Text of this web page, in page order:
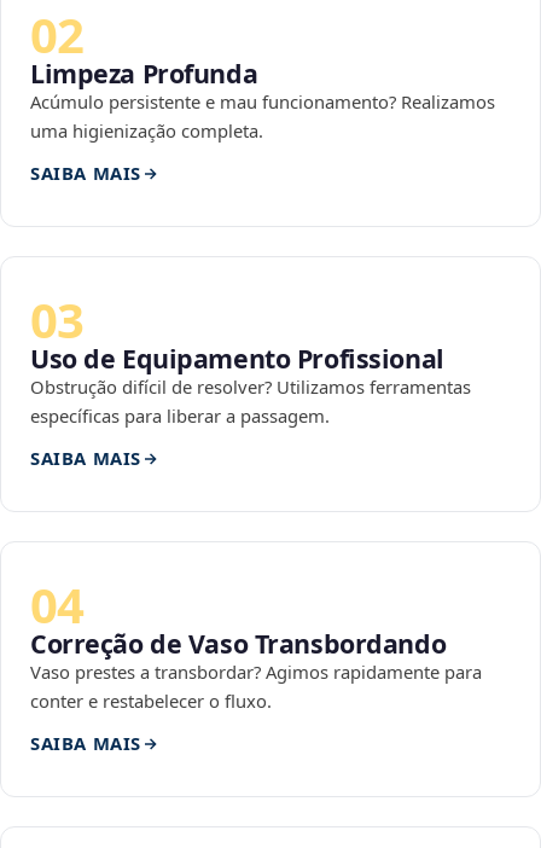
02
Limpeza Profunda
Acúmulo persistente e mau funcionamento? Realizamos
uma higienização completa.
SAIBA MAIS
03
Uso de Equipamento Profissional
Obstrução difícil de resolver? Utilizamos ferramentas
específicas para liberar a passagem.
SAIBA MAIS
04
Correção de Vaso Transbordando
Vaso prestes a transbordar? Agimos rapidamente para
conter e restabelecer o fluxo.
SAIBA MAIS